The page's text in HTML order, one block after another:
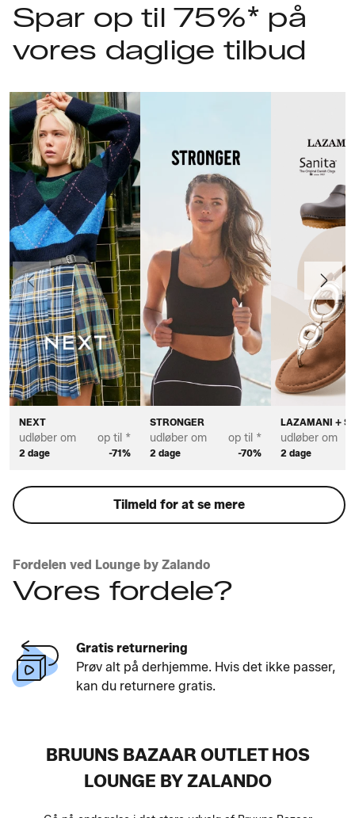
Spar op til 75%* på
vores daglige tilbud
NEXT
udløber om
2 dage
op til *
-71%
STRONGER
udløber om
2 dage
op til *
-70%
LAZAMANI +
udløber om
2 dage
Forrige Næste
Tilmeld for at se mere
Fordelen ved Lounge by Zalando
Vores fordele?
Gratis returnering
Prøv alt på derhjemme. Hvis det ikke passer,
kan du returnere gratis.
BRUUNS BAZAAR OUTLET HOS
LOUNGE BY ZALANDO